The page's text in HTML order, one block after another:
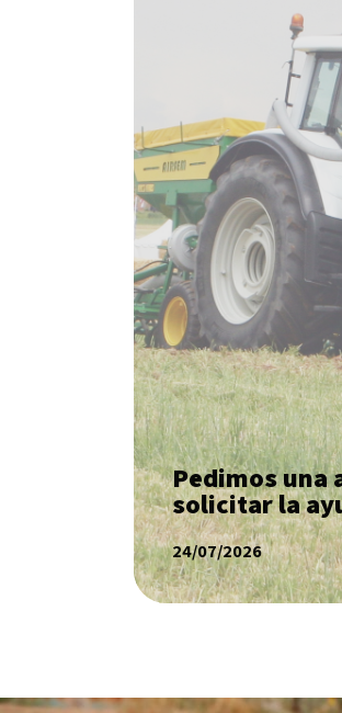
Pedimos una
solicitar la
24/07/2026
Pedimos una
solicitar la
SABER MÁS